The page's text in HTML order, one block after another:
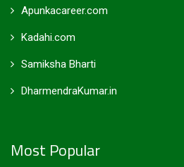
Apunkacareer.com
Kadahi.com
Samiksha Bharti
DharmendraKumar.in
Most Popular